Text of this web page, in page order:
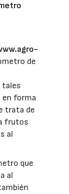
de
tales
en forma
trata de
frutos
al
que
al